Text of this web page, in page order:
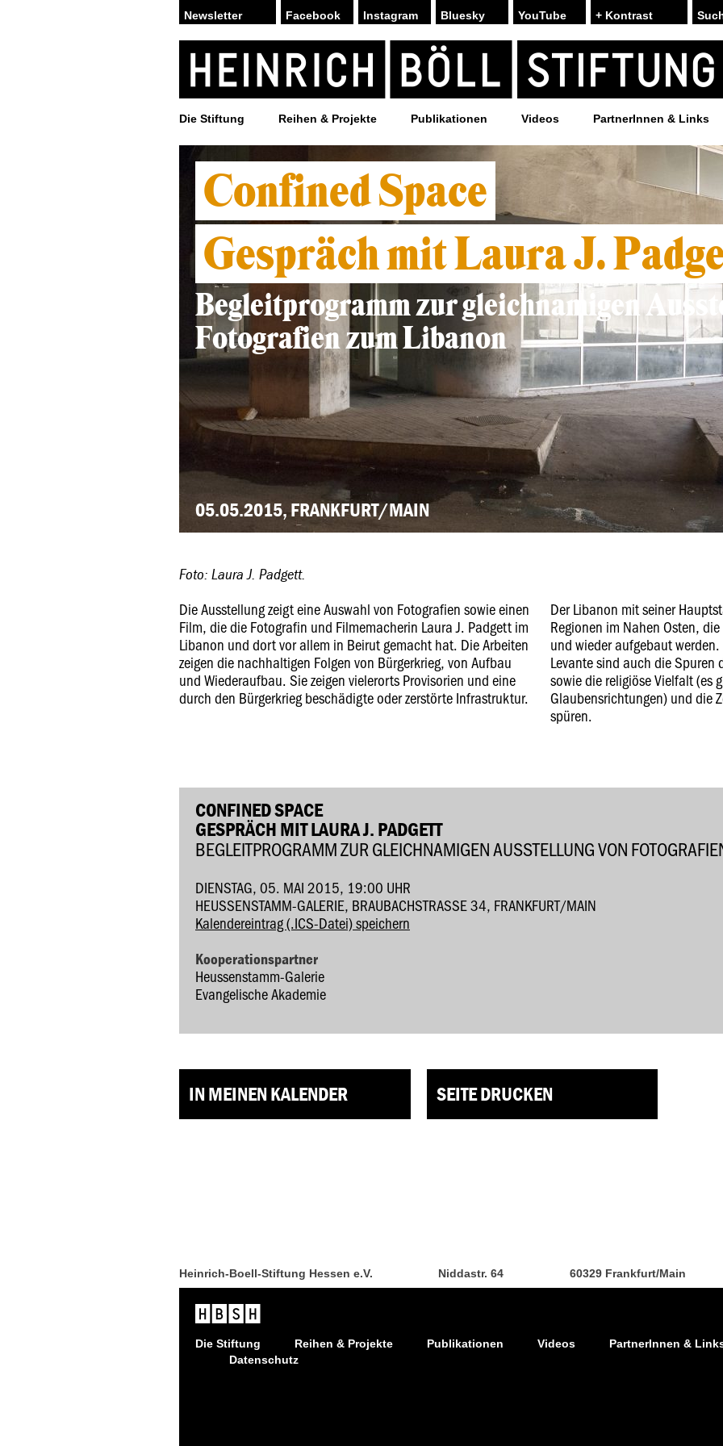
Facebook Instagram Bluesky YouTube + Kontrast
Die Stiftung Reihen & Projekte Publikationen Videos PartnerInnen & Links
Confined Space
Gespräch mit Laura J.
Begleitprogramm zur gleichnamigen
Fotografien zum Libanon
05.05.2015, FRANKFURT/MAIN
Foto: Laura J. Padgett.
Die Ausstellung zeigt eine Auswahl von Fotografien sowie einen
Film, die die Fotografin und Filmemacherin Laura J. Padgett im
Libanon und dort vor allem in Beirut gemacht hat. Die Arbeiten
zeigen die nachhaltigen Folgen von Bürgerkrieg, von Aufbau
und Wiederaufbau. Sie zeigen vielerorts Provisorien und eine
durch den Bürgerkrieg beschädigte oder zerstörte Infrastruktur.
Der Libanon mit seiner
Regionen im Nahen Osten,
und wieder aufgebaut
Levante sind auch die
sowie die religiöse Vielfalt (es
Glaubensrichtungen) und die
spüren.
CONFINED SPACE
GESPRÄCH MIT LAURA J. PADGETT
BEGLEITPROGRAMM ZUR GLEICHNAMIGEN AUSSTELLUNG VON
DIENSTAG, 05. MAI 2015, 19:00 UHR
HEUSSENSTAMM-GALERIE, BRAUBACHSTRASSE 34, FRANKFURT/MAIN
Kalendereintrag (.ICS-Datei) speichern
Kooperationspartner
Heussenstamm-Galerie
Evangelische Akademie
IN MEINEN KALENDER SEITE DRUCKEN
Heinrich-Boell-Stiftung Hessen e.V. Niddastr. 64 60329 Frankfurt/Main
Die Stiftung Reihen & Projekte Publikationen Videos PartnerInnen &
Datenschutz